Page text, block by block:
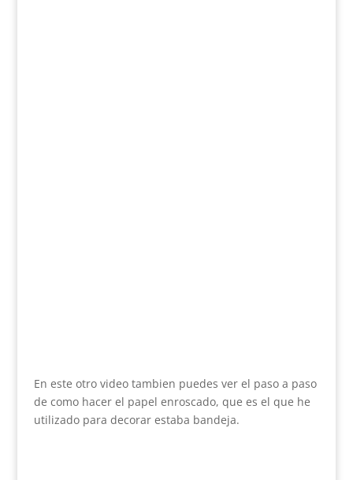
En este otro video tambien puedes ver el paso a paso
de como hacer el papel enroscado, que es el que he
utilizado para decorar estaba bandeja.